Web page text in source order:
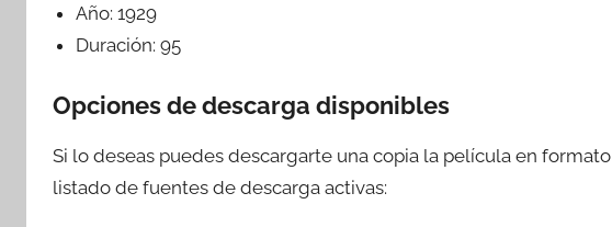
Año:1929
Duración:95
Opciones de descarga disponibles
Si lo deseas puedes descargarte una copia la película en formato
listado de fuentes de descarga activas: